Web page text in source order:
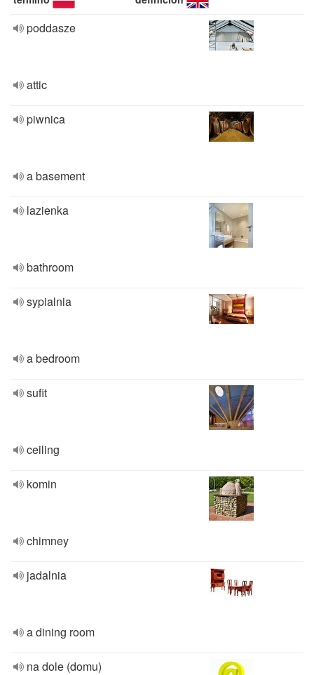
poddasze
attic
piwnica
a basement
lazienka
bathroom
sypialnia
a bedroom
sufit
ceiling
komin
chimney
jadalnia
a dining room
na dole (domu)